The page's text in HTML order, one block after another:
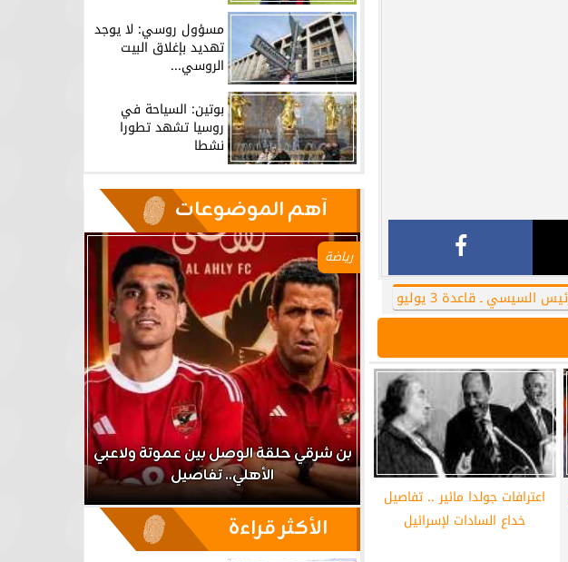
السيسي ـ قاعدة 3 يوليو
اعترافات جولدا مائير .. تفاصيل
خداع السادات لإسرائيل
مسؤول روسي: لا يوجد
تهديد بإغلاق البيت
الروسي...
بوتين: السياحة في
روسيا تشهد تطورا
نشطا
آهم الموضوعات
أزمة خوان بيزيرا.. واللاعب
من العودة إلى القاهرة
رياضة
بن شرقي حلقة الوصل بين عموتة ولاعبي
الأهلي.. تفاصيل
الأكثر قراءة